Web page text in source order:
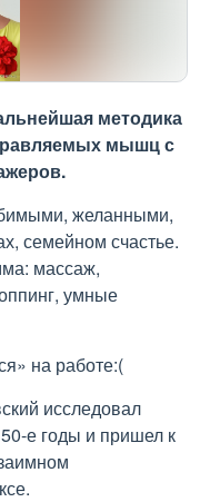
методика
мышц с
желанными,
семейном счастье.
массаж,
умные
на работе:(
исследовал
е годы и пришел к